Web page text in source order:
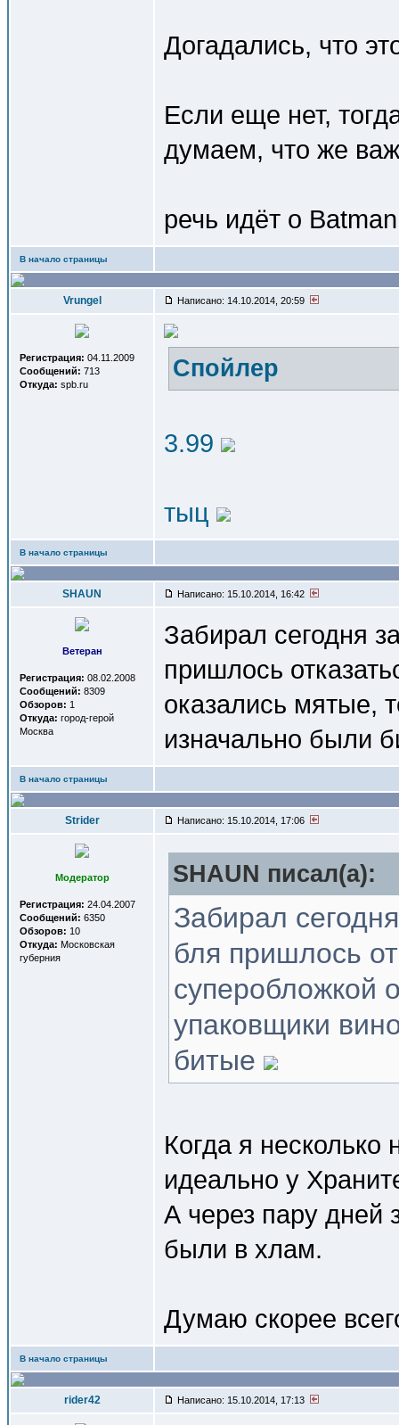
Догадались, что
Если еще нет,
думаем, что же
речь идёт о
В начало страницы
Vrungel Написано: 14.10.2014, 20:59
Регистрация: 04.11.2009
Сообщений: 713
Откуда: spb.ru
Спойлер
3.99
тыц
В начало страницы
SHAUN Написано: 15.10.2014, 16:42
Ветеран
Регистрация: 08.02.2008
Сообщений: 8309
Обзоров: 1
Откуда: город-герой
Москва
Забирал сегодня
пришлось
оказались мятые,
изначально были
В начало страницы
Strider Написано: 15.10.2014, 17:06
Модератор
Регистрация: 24.04.2007
Сообщений: 6350
Обзоров: 10
Откуда: Московская
губерния
SHAUN писал(a):
Забирал
бля пришлось
суперобложкой
упаковщики
битые
Когда я
идеально у
А через пару дней
были в хлам.
Думаю скорее
В начало страницы
rider42 Написано: 15.10.2014, 17:13